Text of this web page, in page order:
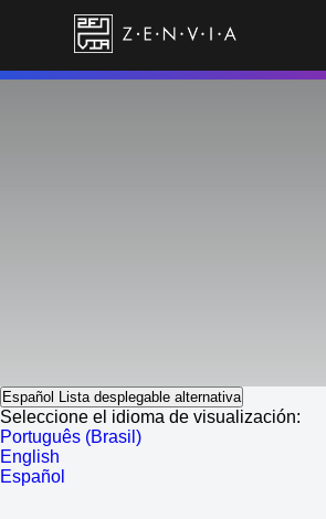
Español Lista desplegable alternativa
Seleccione el idioma de visualización:
Português (Brasil)
English
Español